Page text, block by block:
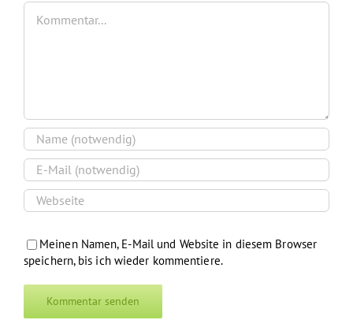
Kommentar
Meinen Namen, E-Mail und Website in diesem Browser
speichern, bis ich wieder kommentiere.